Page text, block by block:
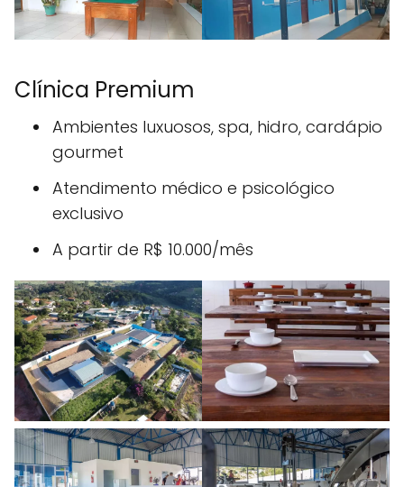
Clínica Premium
Ambientes luxuosos, spa, hidro, cardápio
gourmet
Atendimento médico e psicológico
exclusivo
A partir de R$ 10.000/mês